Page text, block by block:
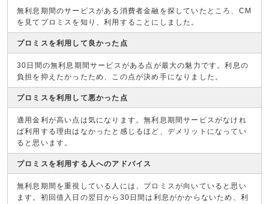
無利息期間のサービスがある消費者金融を探していたところ、CM
を見てプロミスを知り、利用することにしました。
プロミスを利用して良かった点
30日間の無利息期間サービスがある点が最大の魅力です。利息の
負担を抑えたかったため、この点が決め手になりました。
プロミスを利用して悪かった点
適用金利が高い点は気になります。無利息期間サービスがなけれ
ば利用する理由はなかったと感じるほど、デメリットになってい
ると思います。
プロミスを利用する人へのアドバイス
無利息期間を重視している人には、プロミスが向いていると思い
ます。初回借入日の翌日から30日間は利息がかからないため、利